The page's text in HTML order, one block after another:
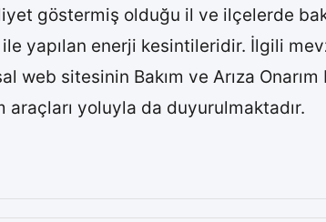
göstermiş olduğu il ve ilçelerde
yapılan enerji kesintileridir. İlgili
web sitesinin Bakım ve Arıza
yoluyla da duyurulmaktadır.